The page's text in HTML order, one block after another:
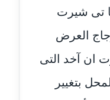
تى شيرت
العرض
ان آخد التى
بتغيير